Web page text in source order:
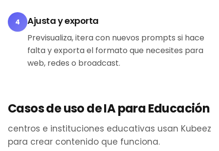
4 Ajusta y exporta
Previsualiza, itera con nuevos prompts si hace
falta y exporta el formato que necesites para
web, redes o broadcast.
Casos de uso de IA para Educación
centros e instituciones educativas usan Kubeez
para crear contenido que funciona.